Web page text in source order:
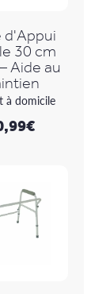
d'Appui
30 cm
Aide au
à domicile
€